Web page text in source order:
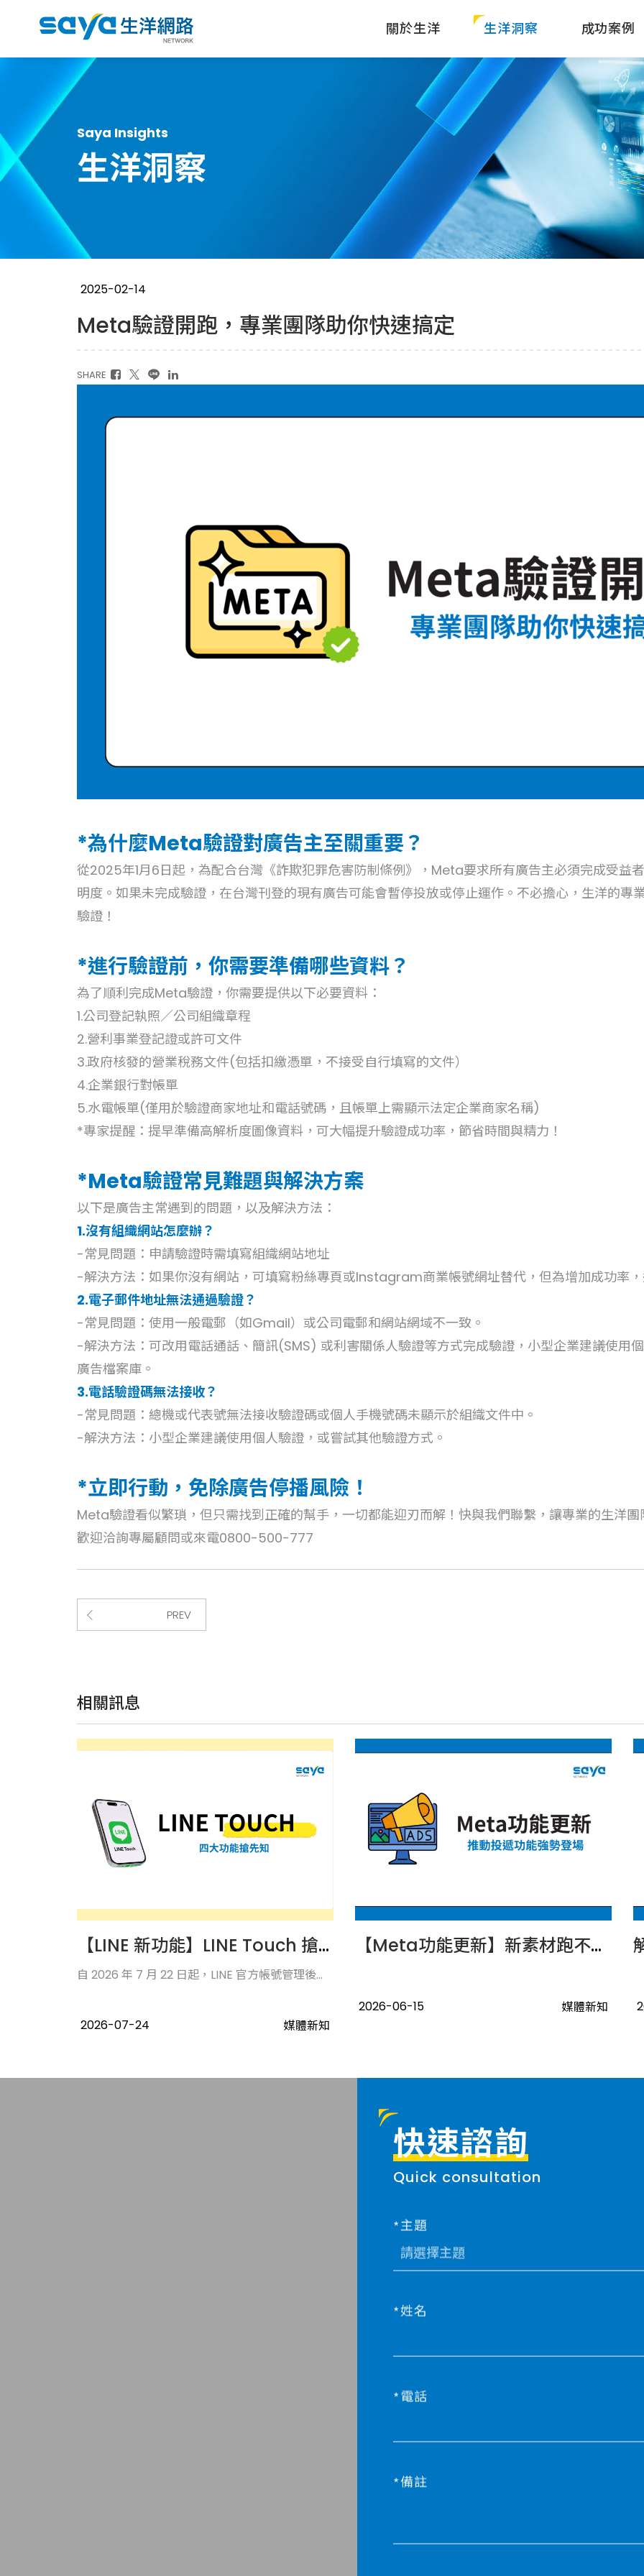
關於生洋 生洋洞察 成功案例
Saya Insights
生洋洞察
2025-02-14
Meta驗證開跑，專業團隊助你快速搞定
SHARE
*為什麼Meta驗證對廣告主至關重要？
從2025年1月6日起，為配合台灣《詐欺犯罪危害防制條例》，Meta要求所有廣告主必須完成受益
明度。 如果未完成驗證，在台灣刊登的現有廣告可能會暫停投放或停止運作。不必擔心，生洋的專
驗證！
*進行驗證前，你需要準備哪些資料？
為了順利完成Meta驗證，你需要提供以下必要資料：
1.公司登記執照／公司組織章程
2.營利事業登記證或許可文件
3.政府核發的營業稅務文件(包括扣繳憑單，不接受自行填寫的文件）
4.企業銀行對帳單
5.水電帳單(僅用於驗證商家地址和電話號碼，且帳單上需顯示法定企業商家名稱)
*專家提醒：提早準備高解析度圖像資料，可大幅提升驗證成功率，節省時間與精力！
*Meta驗證常見難題與解決方案
以下是廣告主常遇到的問題，以及解決方法：
1.沒有組織網站怎麼辦？
-常見問題：申請驗證時需填寫組織網站地址
-解決方法：如果你沒有網站，可填寫粉絲專頁或Instagram商業帳號網址替代，但為增加成功率
2.電子郵件地址無法通過驗證？
-常見問題：使用一般電郵（如Gmail）或公司電郵和網站網域不一致。
-解決方法：可改用電話通話、簡訊(SMS) 或利害關係人驗證等方式完成驗證，小型企業建議使用
廣告檔案庫。
3.電話驗證碼無法接收？
-常見問題：總機或代表號無法接收驗證碼或個人手機號碼未顯示於組織文件中。
-解決方法：小型企業建議使用個人驗證，或嘗試其他驗證方式。
*立即行動，免除廣告停播風險！
Meta驗證看似繁瑣，但只需找到正確的幫手，一切都能迎刃而解！快與我們聯繫，讓專業的生洋
歡迎洽詢專屬顧問或來電0800-500-777
PREV
相關訊息
【LINE 新功能】LINE Touch 搶先上線，手機輕碰開啟品牌互動
自 2026 年 7 月 22 日起，LINE 官方帳號管理後...
2026-07-24 媒體新知
【Meta功能更新】新素材跑不動怎麼辦?「推動投遞」功能強勢登場
2026-06-15 媒體新知
快速諮詢
Quick consultation
主題
姓名
電話
備註